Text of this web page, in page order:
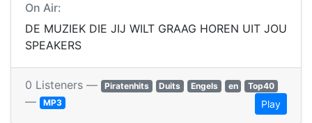
On Air:
DE MUZIEK DIE JIJ WILT GRAAG HOREN UIT JOU
SPEAKERS
0 Listeners — Piratenhits Duits Engels en Top40
— MP3 Play